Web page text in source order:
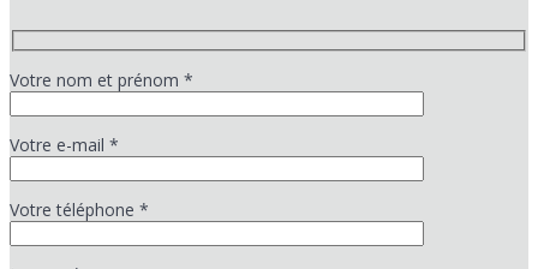
Votre nom et prénom *
Votre e-mail *
Votre téléphone *